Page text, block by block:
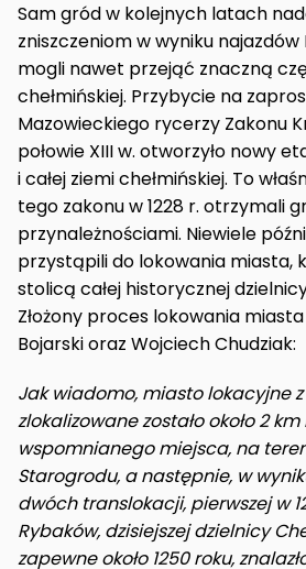
Sam gród w kolejnych latach
zniszczeniom w wyniku
mogli nawet przejąć znaczną
chełmińskiej. Przybycie na
Mazowieckiego rycerzy Zakonu
połowie XIII w. otworzyło nowy
i całej ziemi chełmińskiej. To
tego zakonu w 1228 r. otrzymali
przynależnościami. Niewiele
przystąpili do lokowania miasta,
stolicą całej historycznej
Złożony proces lokowania
Bojarski oraz Wojciech Chudziak:
Jak wiadomo, miasto lokacyjne z
zlokalizowane zostało około 2
wspomnianego miejsca, na
Starogrodu, a następnie, w
dwóch translokacji, pierwszej w
Rybaków, dzisiejszej dzielnicy
zapewne około 1250 roku,